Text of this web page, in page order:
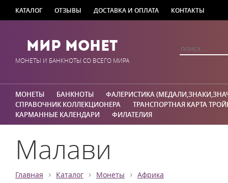
КАТАЛОГ ОТЗЫВЫ ДОСТАВКА И ОПЛАТА КОНТАКТЫ
Мир Монет
МОНЕТЫ И БАНКНОТЫ СО ВСЕГО МИРА
МОНЕТЫ БАНКНОТЫ
ФАЛЕРИСТИКА
СПРАВОЧНИК КОЛЛЕКЦИОНЕРА
ТРАНСПОРТНАЯ КАРТА
КАРМАННЫЕ КАЛЕНДАРИ
ФИЛАТЕЛИЯ
Малави
Главная › Каталог › Монеты › Африка